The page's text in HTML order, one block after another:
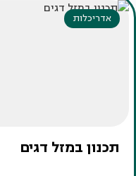
אדריכלות
תכנון במזל דגים